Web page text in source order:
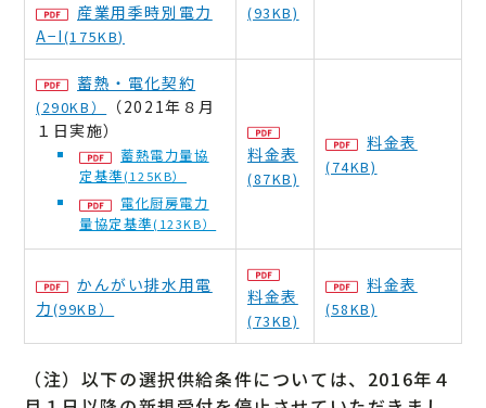
(93KB)
産業用季時別電力
A−I(175KB)
蓄熱・電化契約
(290KB）
（2021年８月
１日実施）
蓄熱電力量協
定基準(125KB）
電化厨房電力
量協定基準(123KB）
料金表
(87KB)
料金表
(74KB)
かんがい排水用電
力(99KB）
料金表
(73KB)
料金表
(58KB)
（注）以下の選択供給条件については、2016年４